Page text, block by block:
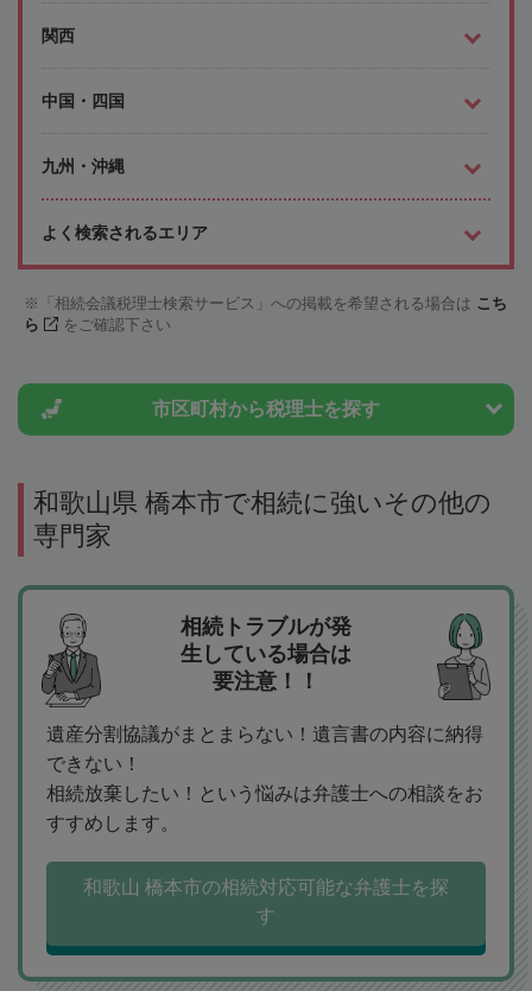
関西
中国・四国
九州・沖縄
よく検索されるエリア
「相続会議税理士検索サービス」への掲載を希望される場合は こち
ら
をご確認下さい
市区町村から税理士を探す
和歌山県 橋本市で相続に強いその他の
専門家
相続トラブルが発
生している場合は
要注意！！
遺産分割協議がまとまらない！遺言書の内容に納得
できない！
相続放棄したい！という悩みは弁護士への相談をお
すすめします。
和歌山 橋本市の相続対応可能な弁護士を探
す